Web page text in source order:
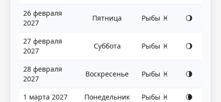
26 февраля
2027
Пятница Рыбы ♓ 🌖
27 февраля
2027
Суббота Рыбы ♓ 🌖
28 февраля
2027
Воскресенье Рыбы ♓ 🌗
1 марта 2027 Понедельник Рыбы ♓
🌘